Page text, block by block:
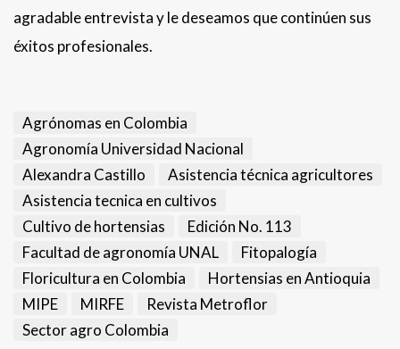
agradable entrevista y le deseamos que continúen sus
éxitos profesionales.
Agrónomas en Colombia
Agronomía Universidad Nacional
Alexandra Castillo
Asistencia técnica agricultores
Asistencia tecnica en cultivos
Cultivo de hortensias
Edición No. 113
Facultad de agronomía UNAL
Fitopalogía
Floricultura en Colombia
Hortensias en Antioquia
MIPE
MIRFE
Revista Metroflor
Sector agro Colombia